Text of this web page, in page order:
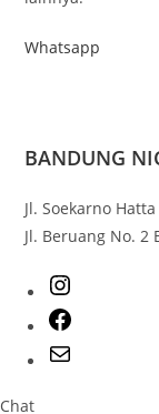
Whatsapp
BANDUNG
Jl. Soekarno
Jl. Beruang No. 2
Chat